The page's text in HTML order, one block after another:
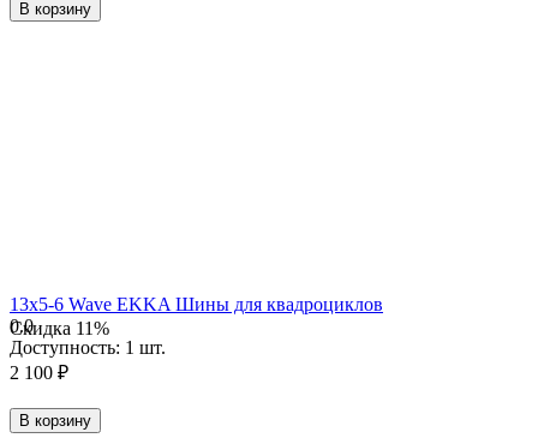
Скидка 11%
В корзину
13х5-6 Wave EKKA Шины для квадроциклов
0.0
Доступность: 1 шт.
2 100 ₽
В корзину